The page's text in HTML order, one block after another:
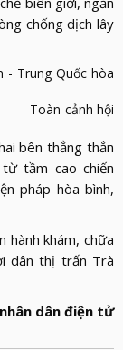
chống dịch lây
hội
bên thẳng thắn
tầm cao chiến
pháp hòa bình,
hành khám, chữa
dân thị trấn Trà
dân điện tử